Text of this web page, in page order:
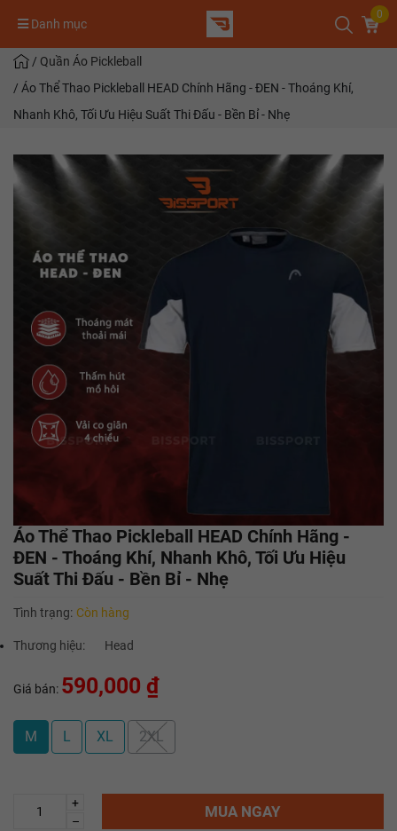
Danh mục
0
/ Quần Áo Pickleball
/ Áo Thể Thao Pickleball HEAD Chính Hãng - ĐEN - Thoáng Khí,
Nhanh Khô, Tối Ưu Hiệu Suất Thi Đấu - Bền Bỉ - Nhẹ
Áo Thể Thao Pickleball HEAD Chính Hãng -
ĐEN - Thoáng Khí, Nhanh Khô, Tối Ưu Hiệu
Suất Thi Đấu - Bền Bỉ - Nhẹ
Tình trạng: Còn hàng
Thương hiệu: Head
Giá bán: 590,000 ₫
M L XL 2XL
+
–
MUA NGAY